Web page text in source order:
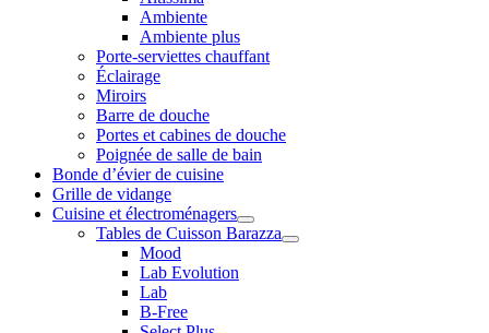
Ambiente
Ambiente plus
Porte-serviettes chauffant
Éclairage
Miroirs
Barre de douche
Portes et cabines de douche
Poignée de salle de bain
Bonde d’évier de cuisine
Grille de vidange
Cuisine et électroménagers
Tables de Cuisson Barazza
Mood
Lab Evolution
Lab
B-Free